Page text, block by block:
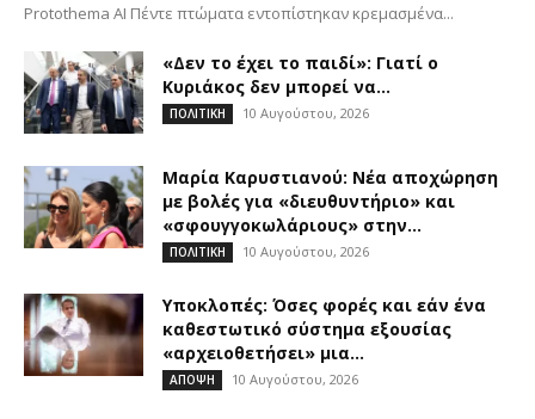
Protothema AI Πέντε πτώματα εντοπίστηκαν κρεμασμένα...
«Δεν το έχει το παιδί»: Γιατί ο
Κυριάκος δεν μπορεί να...
ΠΟΛΙΤΙΚΗ 10 Αυγούστου, 2026
Μαρία Καρυστιανού: Νέα αποχώρηση
με βολές για «διευθυντήριο» και
«σφουγγοκωλάριους» στην...
ΠΟΛΙΤΙΚΗ 10 Αυγούστου, 2026
Υποκλοπές: Όσες φορές και εάν ένα
καθεστωτικό σύστημα εξουσίας
«αρχειοθετήσει» μια...
ΑΠΟΨΗ 10 Αυγούστου, 2026